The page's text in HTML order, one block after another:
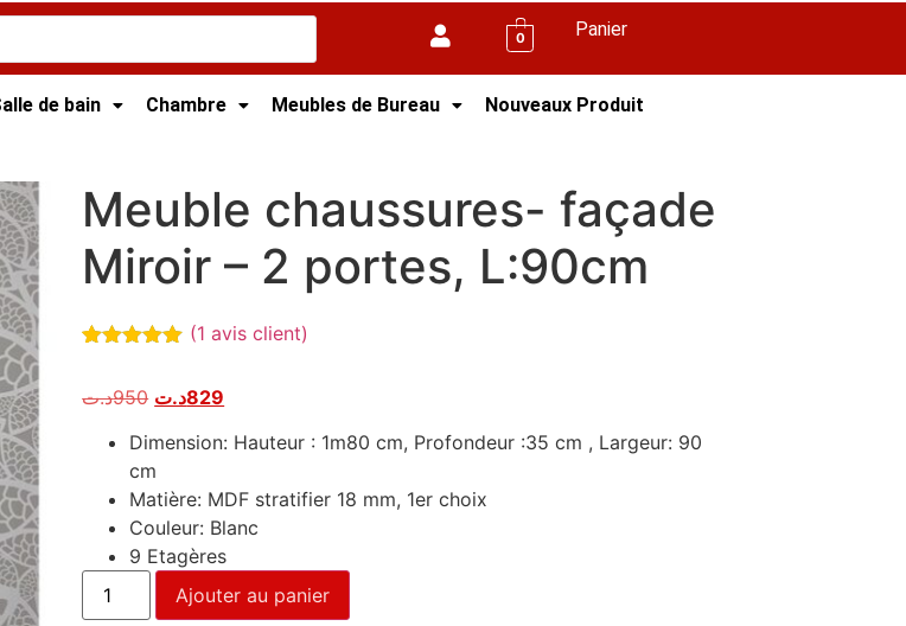
0 Panier
de bain Chambre Meubles de Bureau Nouveaux Produit
Meuble chaussures- façade
Miroir – 2 portes, L:90cm
basé sur
client
(1 avis client)
950د.ت 829د.ت
Dimension: Hauteur : 1m80 cm, Profondeur :35 cm , Largeur: 90
cm
Matière: MDF stratifier 18 mm, 1er choix
Couleur: Blanc
9 Etagères
Ajouter au panier